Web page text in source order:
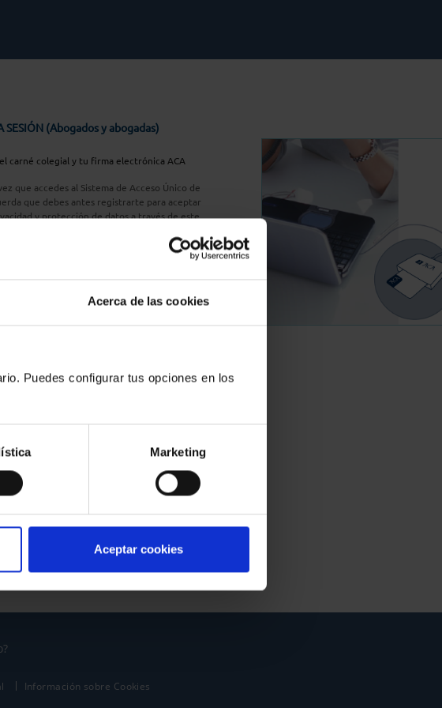
Acerca de las cookies
Puedes configurar tus opciones en los
Marketing
Aceptar cookies
SESIÓN (Abogados y abogadas)
carné colegial y tu firma electrónica ACA
que accedes al Sistema de Acceso Único de
que debes antes registrarte para aceptar
y protección de datos a través de este
Entrar con ACA Plus
Información sobre Cookies